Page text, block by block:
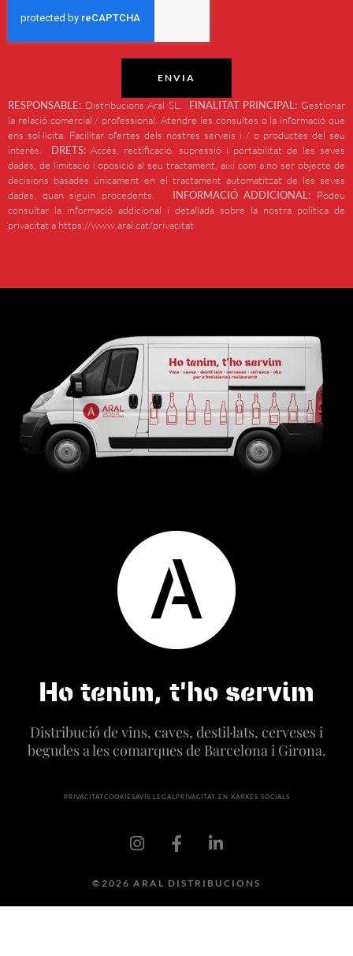
ENVIA
RESPONSABLE: Distribucions Aral SL. FINALITAT PRINCIPAL: Gestionar
la relació comercial / professional. Atendre les consultes o la informació que
ens sol·licita. Facilitar ofertes dels nostres serveis i / o productes del seu
interès. DRETS: Accés, rectificació, supressió i portabilitat de les seves
dades, de limitació i oposició al seu tractament, així com a no ser objecte de
decisions basades únicament en el tractament automatitzat de les seves
dades, quan siguin procedents. INFORMACIÓ ADDICIONAL: Podeu
consultar la informació addicional i detallada sobre la nostra política de
privacitat a https://www.aral.cat/privacitat
Ho tenim, t'ho servim
Distribució de vins, caves, destil·lats, cerveses i
begudes a les comarques de Barcelona i Girona.
PRIVACITATCOOKIESAVÍS LEGAL PRIVACITAT EN XARXES SOCIALS
©2026 ARAL DISTRIBUCIONS